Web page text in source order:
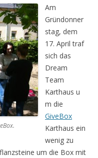
Am
Gründonner
stag, dem
17. April traf
sich das
Dream
Team
Karthaus u
m die
GiveBox
Karthaus ein
wenig zu
um die Box mit